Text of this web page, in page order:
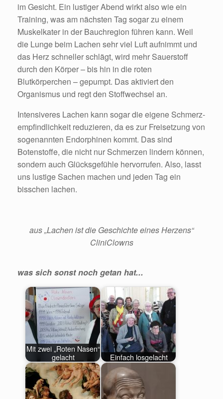
im Gesicht. Ein lustiger Abend wirkt also wie ein
Training, was am nächsten Tag sogar zu einem
Muskelkater in der Bauchregion führen kann. Weil
die Lunge beim Lachen sehr viel Luft aufnimmt und
das Herz schneller schlägt, wird mehr Sauerstoff
durch den Körper – bis hin in die roten
Blutkörperchen – gepumpt. Das aktiviert den
Organismus und regt den Stoffwechsel an.
Intensiveres Lachen kann sogar die eigene Schmerz-
empfindlichkeit reduzieren, da es zur Freisetzung von
sogenannten Endorphinen kommt. Das sind
Botenstoffe, die nicht nur Schmerzen lindern können,
sondern auch Glücksgefühle hervorrufen. Also, lasst
uns lustige Sachen machen und jeden Tag ein
bisschen lachen.
aus „Lachen ist die Geschichte eines Herzens“
CliniClowns
was sich sonst noch getan hat...
Mit zwei „Roten Nasen“
gelacht
Einfach losgelacht